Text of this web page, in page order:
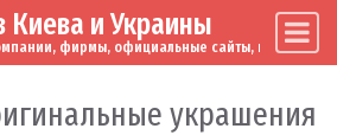
Киева и Украины
фирмы, официальные сайты, мировые
украшения